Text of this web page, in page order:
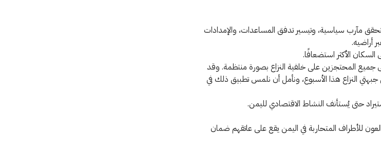
مآرب سياسية، وتيسير تدفق المساعدات، والإمدادات
أراضيه.
السكان الأكثر استضعافًا.
جميع المحتجزين على خلفية النزاع بصورة منتظمة. وقد
جبهتي النزاع هذا الأسبوع، ونأمل أن نلمس تطبيق ذلك في
حتى يُستأنف النشاط الاقتصادي لليمن.
للأطراف المتحاربة في اليمن يقع على عاتقهم ضمان